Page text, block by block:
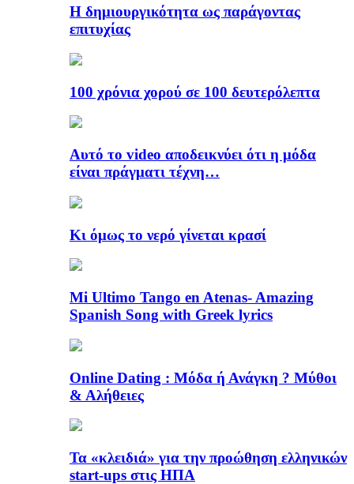
Η δημιουργικότητα ως παράγοντας
επιτυχίας
100 χρόνια χορού σε 100 δευτερόλεπτα
Αυτό το video αποδεικνύει ότι η μόδα
είναι πράγματι τέχνη…
Κι όμως το νερό γίνεται κρασί
Mi Ultimo Tango en Atenas- Amazing
Spanish Song with Greek lyrics
Online Dating : Μόδα ή Ανάγκη ? Μύθοι
& Αλήθειες
Τα «κλειδιά» για την προώθηση ελληνικών
start-ups στις ΗΠΑ